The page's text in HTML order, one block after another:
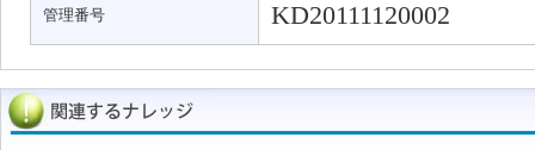
管理番号 KD20111120002